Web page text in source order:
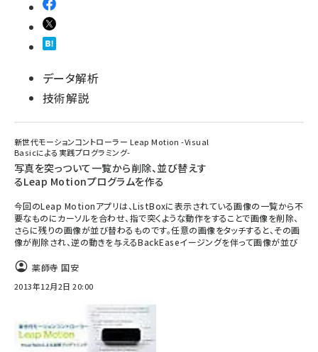
データ解析
技術解説
新世代モーションコントローラー Leap Motion -Visual
Basicによる実践プログラミング-
写真を突っついて一覧から削除、並び替えす
るLeap Motionプログラムを作る
今回のLeap Motionアプリは、ListBoxに表示されている画像の一覧から不
要なものにカーソルを合わせ、指で突くような動作をすることで画像を削除、
さらに残りの画像が並び替わるものです。任意の画像をタッチすると、その画
像が削除され、逆の動きを与えるBackEaseイージングを伴って画像が並び
薬師寺 国安
2013年12月2日 20:00